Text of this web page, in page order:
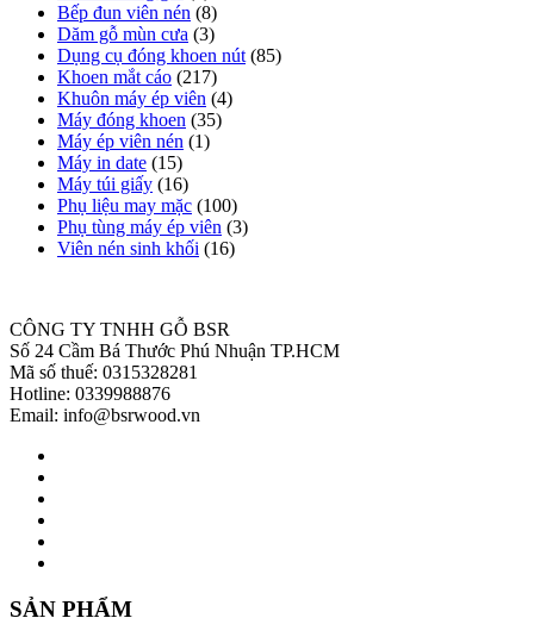
Bếp đun viên nén (8)
Dăm gỗ mùn cưa (3)
Dụng cụ đóng khoen nút (85)
Khoen mắt cáo (217)
Khuôn máy ép viên (4)
Máy đóng khoen (35)
Máy ép viên nén (1)
Máy in date (15)
Máy túi giấy (16)
Phụ liệu may mặc (100)
Phụ tùng máy ép viên (3)
Viên nén sinh khối (16)
CÔNG TY TNHH GỖ BSR
Số 24 Cầm Bá Thước Phú Nhuận TP.HCM
Mã số thuế: 0315328281
Hotline: 0339988876
Email: info@bsrwood.vn
SẢN PHẨM